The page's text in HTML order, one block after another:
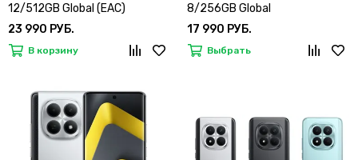
12/512GB Global (EAC)
23 990 РУБ.
В корзину
8/256GB Global
17 990 РУБ.
Выбрать